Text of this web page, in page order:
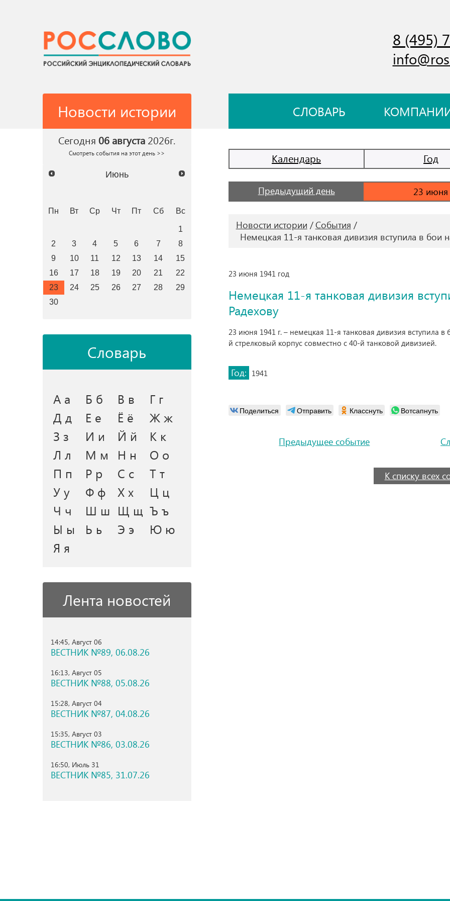
8 (495)
Новости истории СЛОВАРЬ
Сегодня 06 августа 2026г.
Смотреть события на этот день >>
Июнь
Пн Вт Ср Чт Пт Сб Вс
1
2
3 4 5 6 7
8
9
10 11 12 13 14
15
16
17 18 19 20 21
22
23
24 25 26 27 28
29
30
Словарь
А а Б б В в
Г г
Д д
Е е Ё ё
Ж ж
З з
И и Й й
К к
Л л
М м Н н
О о
П п
Р р С с
Т т
У у
Ф ф Х х
Ц ц
Ч ч
Ш ш Щ щ Ъ ъ
Ы ы
Ь ь Э э
Ю ю
Я я
Лента новостей
14:45, Август 06
ВЕСТНИК №89, 06.08.26
16:13, Август 05
ВЕСТНИК №88, 05.08.26
15:28, Август 04
ВЕСТНИК №87, 04.08.26
15:35, Август 03
ВЕСТНИК №86, 03.08.26
16:50, Июль 31
ВЕСТНИК №85, 31.07.26
Календарь Год
Предыдущий день
Новости истории
События
Немецкая 11-я танковая дивизия вступила в бои
23 июня 1941 год
Немецкая 11-я танковая дивизия
Радехову
23 июня 1941 г. – немецкая 11-я танковая дивизия вступила в
й стрелковый корпус совместно с 40-й танковой дивизией.
Год: 1941
Поделиться Отправить Класснуть Вотсапнуть
Предыдущее событие
К списку всех